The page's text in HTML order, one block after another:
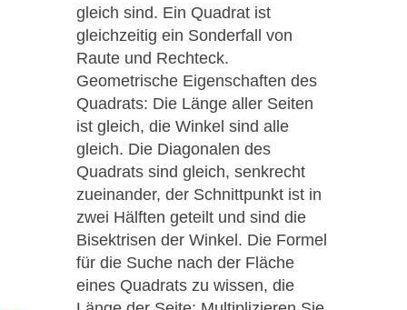
gleich sind. Ein Quadrat ist
gleichzeitig ein Sonderfall von
Raute und Rechteck.
Geometrische Eigenschaften des
Quadrats: Die Länge aller Seiten
ist gleich, die Winkel sind alle
gleich. Die Diagonalen des
Quadrats sind gleich, senkrecht
zueinander, der Schnittpunkt ist in
zwei Hälften geteilt und sind die
Bisektrisen der Winkel. Die Formel
für die Suche nach der Fläche
eines Quadrats zu wissen, die